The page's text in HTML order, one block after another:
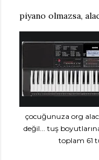
piyano olmazsa,
çocuğunuza org
değil... tuş
toplam 61